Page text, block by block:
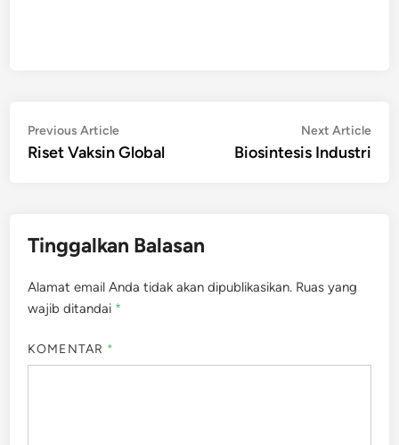
Navigasi
pos
Previous ArticlePrevious
article:
Riset Vaksin Global
Next Article
Biosintesis Industri
Tinggalkan Balasan
Alamat email Anda tidak akan dipublikasikan. Ruas yang
wajib ditandai *
KOMENTAR *